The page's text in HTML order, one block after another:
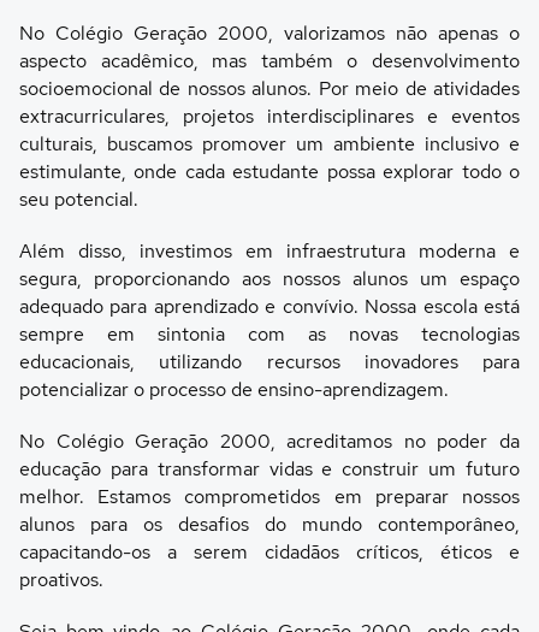
No Colégio Geração 2000, valorizamos não apenas o
aspecto acadêmico, mas também o desenvolvimento
socioemocional de nossos alunos. Por meio de atividades
extracurriculares, projetos interdisciplinares e eventos
culturais, buscamos promover um ambiente inclusivo e
estimulante, onde cada estudante possa explorar todo o
seu potencial.
Além disso, investimos em infraestrutura moderna e
segura, proporcionando aos nossos alunos um espaço
adequado para aprendizado e convívio. Nossa escola está
sempre em sintonia com as novas tecnologias
educacionais, utilizando recursos inovadores para
potencializar o processo de ensino-aprendizagem.
No Colégio Geração 2000, acreditamos no poder da
educação para transformar vidas e construir um futuro
melhor. Estamos comprometidos em preparar nossos
alunos para os desafios do mundo contemporâneo,
capacitando-os a serem cidadãos críticos, éticos e
proativos.